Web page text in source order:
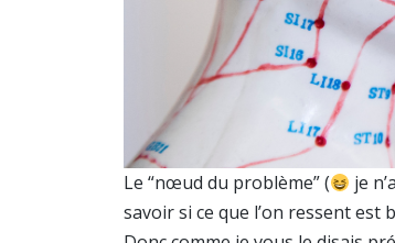
Le “nœud du problème” (
je
savoir si ce que l’on ressent